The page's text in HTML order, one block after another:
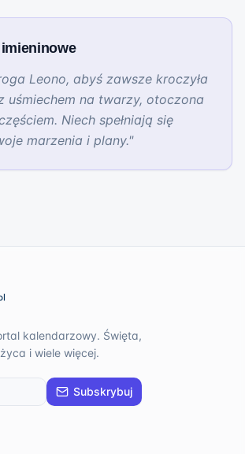
Leono, abyś zawsze kroczyła
uśmiechem na twarzy, otoczona
Niech spełniają się
marzenia i plany."
kalendarzowy. Święta,
i wiele więcej.
Subskrybuj